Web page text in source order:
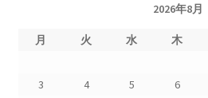
2026年8月
月 火 水 木
3
4 5 6